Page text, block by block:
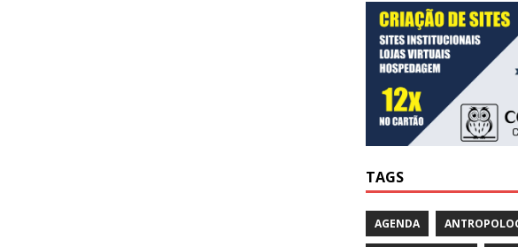
TAGS
AGENDA